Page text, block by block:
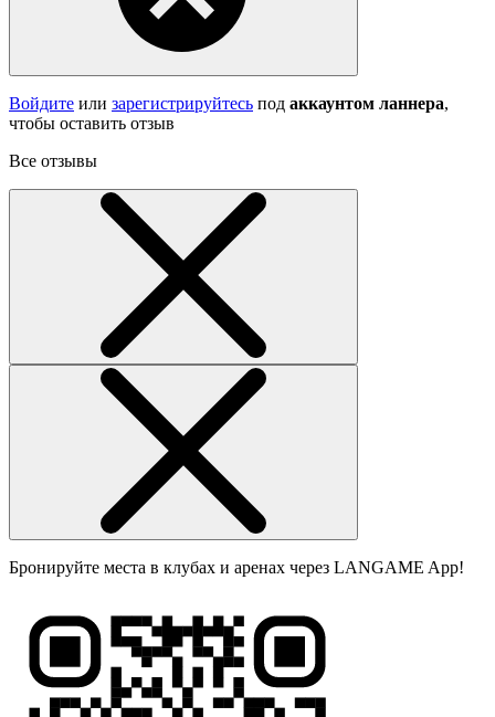
Войдите или зарегистрируйтесь под аккаунтом ланнера,
чтобы оставить отзыв
Все отзывы
Бронируйте места в клубах и аренах через LANGAME App!